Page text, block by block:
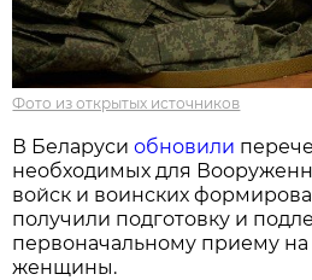
Фото из открытых источников
В Беларусиобновили
необходимых для
войск и воинских
получили подготовку и
первоначальному приему на
женщины.